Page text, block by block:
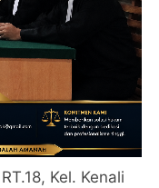
Kel. Kenali